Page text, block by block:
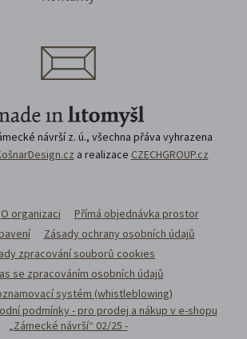
návrší z. ú., všechna přáva vyhrazena
a realizace CZECHGROUP.cz
O organizaci
Přímá objednávka prostor
Zásady ochrany osobních údajů
zpracování souborů cookies
se zpracováním osobních údajů
systém (whistleblowing)
podmínky - pro prodej a nákup v e-shopu
„Zámecké návrší“ 02/25 -